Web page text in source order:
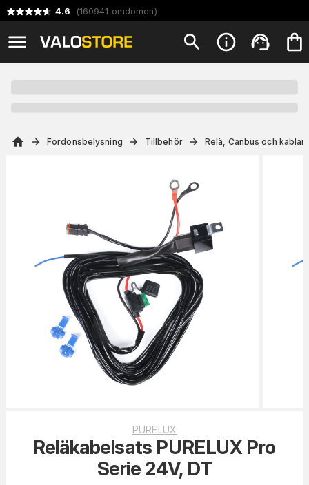
4.6 (160941 omdömen)
Fordonsbelysning Tillbehör Relä, Canbus och kablar
PURELUX
Reläkabelsats PURELUX Pro
Serie 24V, DT